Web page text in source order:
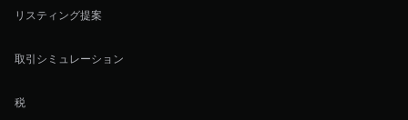
リスティング提案
取引シミュレーション
税